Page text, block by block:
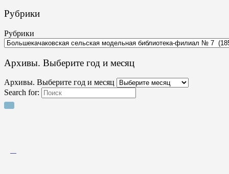
Рубрики
Рубрики
Архивы. Выберите год и месяц
Архивы. Выберите год и месяц
Search for: